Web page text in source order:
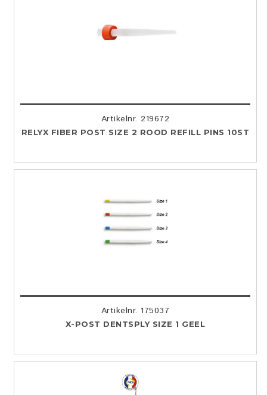
Artikelnr. 219672
RELYX FIBER POST SIZE 2 ROOD REFILL PINS 10ST
Artikelnr. 175037
X-POST DENTSPLY SIZE 1 GEEL